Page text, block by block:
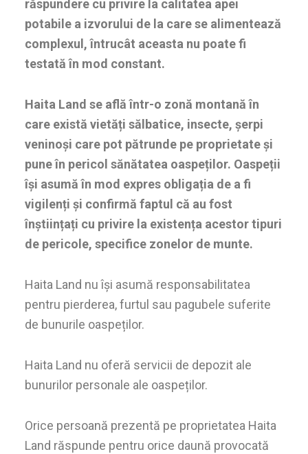
răspundere cu privire la calitatea apei
potabile a izvorului de la care se alimentează
complexul, întrucât aceasta nu poate fi
testată în mod constant.
Haita Land se află într-o zonă montană în
care există vietăți sălbatice, insecte, șerpi
veninoși care pot pătrunde pe proprietate și
pune în pericol sănătatea oaspeților. Oaspeții
își asumă în mod expres obligația de a fi
vigilenți și confirmă faptul că au fost
înștiințați cu privire la existența acestor tipuri
de pericole, specifice zonelor de munte.
Haita Land nu își asumă responsabilitatea
pentru pierderea, furtul sau pagubele suferite
de bunurile oaspeților.
Haita Land nu oferă servicii de depozit ale
bunurilor personale ale oaspeților.
Orice persoană prezentă pe proprietatea Haita
Land răspunde pentru orice daună provocată